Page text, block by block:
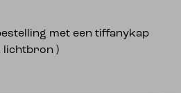
met een tiffanykap
lichtbron )